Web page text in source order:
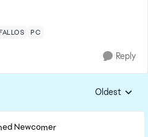
PC
Reply
Replies
Oldest
Newcomer